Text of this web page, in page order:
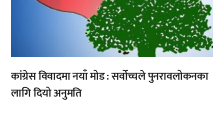
कांग्रेस विवादमा नयाँ मोड : सर्वोच्चले पुनरावलोकनका
लागि दियो अनुमति